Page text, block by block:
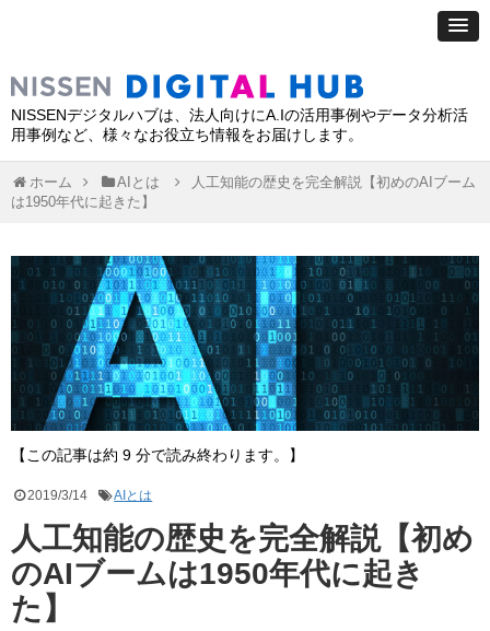
NISSENデジタルハブは、法人向けにA.Iの活用事例やデータ分析活
用事例など、様々なお役立ち情報をお届けします。
ホーム AIとは
人工知能の歴史を完全解説【初めのAIブーム
は1950年代に起きた】
【この記事は約 9 分で読み終わります。】
2019/3/14 AIとは
人工知能の歴史を完全解説【初め
のAIブームは1950年代に起き
た】